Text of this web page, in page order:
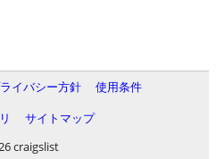
イバシー方針
使用条件
サイトマップ
craigslist